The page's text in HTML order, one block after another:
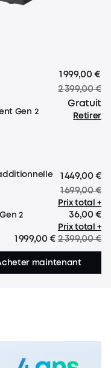
1 999,00 €
2 399,00 €
Gen 2
Gratuit
Retirer
1 449,00 €
1 699,00 €
Prix total +
2
36,00 €
Prix total +
1 999,00 € 2 399,00 €
maintenant